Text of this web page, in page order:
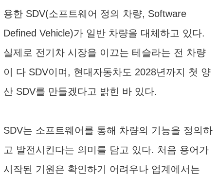
용한 SDV(소프트웨어 정의 차량, Software
Defined Vehicle)가 일반 차량을 대체하고 있다.
실제로 전기차 시장을 이끄는 테슬라는 전 차량
이 다 SDV이며, 현대자동차도 2028년까지 첫 양
산 SDV를 만들겠다고 밝힌 바 있다.
SDV는 소프트웨어를 통해 차량의 기능을 정의하
고 발전시킨다는 의미를 담고 있다. 처음 용어가
시작된 기원은 확인하기 어려우나 업계에서는